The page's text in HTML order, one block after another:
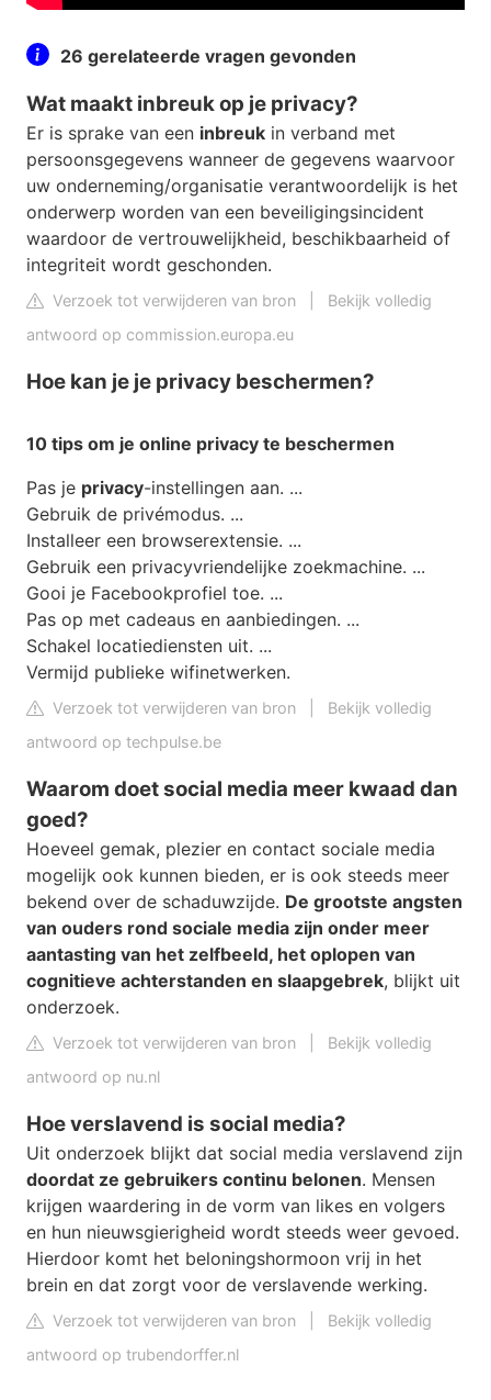
26 gerelateerde vragen gevonden
Wat maakt inbreuk op je privacy?
Er is sprake van een inbreuk in verband met
persoonsgegevens wanneer de gegevens waarvoor
uw onderneming/organisatie verantwoordelijk is het
onderwerp worden van een beveiligingsincident
waardoor de vertrouwelijkheid, beschikbaarheid of
integriteit wordt geschonden.
Verzoek tot verwijderen van bron
Bekijk volledig
antwoord op commission.europa.eu
Hoe kan je je privacy beschermen?
10 tips om je online privacy te beschermen
Pas je privacy-instellingen aan. ...
Gebruik de privémodus. ...
Installeer een browserextensie. ...
Gebruik een privacyvriendelijke zoekmachine. ...
Gooi je Facebookprofiel toe. ...
Pas op met cadeaus en aanbiedingen. ...
Schakel locatiediensten uit. ...
Vermijd publieke wifinetwerken.
Verzoek tot verwijderen van bron
Bekijk volledig
antwoord op techpulse.be
Waarom doet social media meer kwaad dan
goed?
Hoeveel gemak, plezier en contact sociale media
mogelijk ook kunnen bieden, er is ook steeds meer
bekend over de schaduwzijde. De grootste angsten
van ouders rond sociale media zijn onder meer
aantasting van het zelfbeeld, het oplopen van
cognitieve achterstanden en slaapgebrek, blijkt uit
onderzoek.
Verzoek tot verwijderen van bron
Bekijk volledig
antwoord op nu.nl
Hoe verslavend is social media?
Uit onderzoek blijkt dat social media verslavend zijn
doordat ze gebruikers continu belonen. Mensen
krijgen waardering in de vorm van likes en volgers
en hun nieuwsgierigheid wordt steeds weer gevoed.
Hierdoor komt het beloningshormoon vrij in het
brein en dat zorgt voor de verslavende werking.
Verzoek tot verwijderen van bron
Bekijk volledig
antwoord op trubendorffer.nl